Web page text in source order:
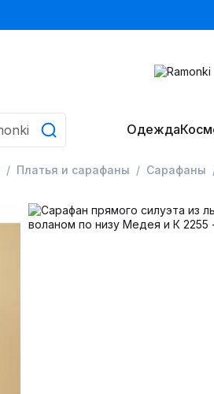
Одежда
Платья и сарафаны Сарафаны